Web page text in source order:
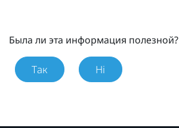
Была ли эта информация полезной?
Так Ні